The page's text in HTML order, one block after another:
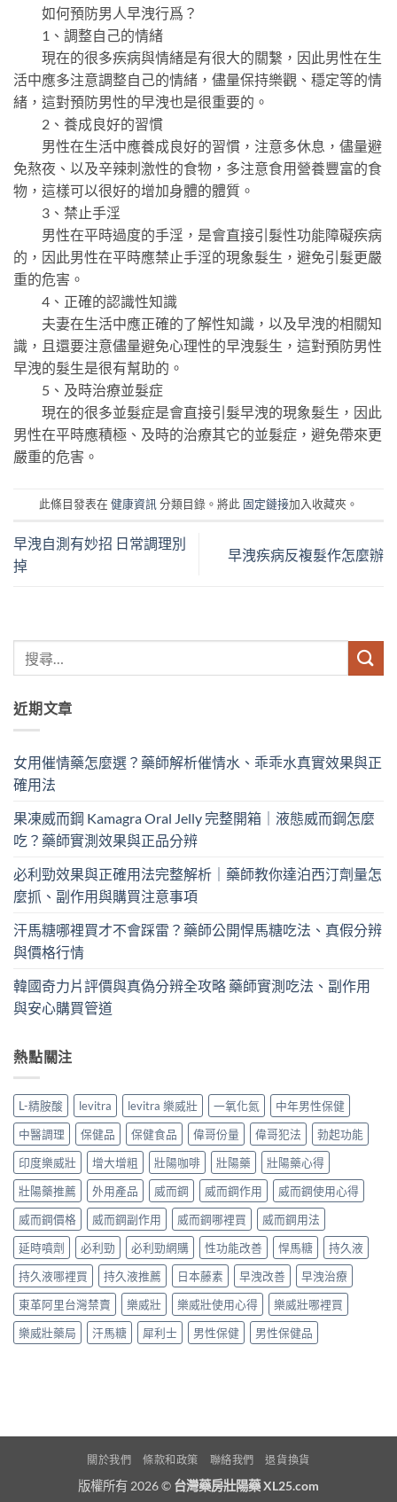
如何預防男人早洩行爲？
1、調整自己的情緒
現在的很多疾病與情緒是有很大的關繫，因此男性在生
活中應多注意調整自己的情緒，儘量保持樂觀、穩定等的情
緒，這對預防男性的早洩也是很重要的。
2、養成良好的習慣
男性在生活中應養成良好的習慣，注意多休息，儘量避
免熬夜、以及辛辣刺激性的食物，多注意食用營養豐富的食
物，這樣可以很好的增加身體的體質。
3、禁止手淫
男性在平時過度的手淫，是會直接引髮性功能障礙疾病
的，因此男性在平時應禁止手淫的現象髮生，避免引髮更嚴
重的危害。
4、正確的認識性知識
夫妻在生活中應正確的了解性知識，以及早洩的相關知
識，且還要注意儘量避免心理性的早洩髮生，這對預防男性
早洩的髮生是很有幫助的。
5、及時治療並髮症
現在的很多並髮症是會直接引髮早洩的現象髮生，因此
男性在平時應積極、及時的治療其它的並髮症，避免帶來更
嚴重的危害。
此條目發表在 健康資訊 分類目錄。將此 固定鏈接加入收藏夾。
早洩自測有妙招 日常調理別
掉
早洩疾病反複髮作怎麼辦
近期文章
女用催情藥怎麼選？藥師解析催情水、乖乖水真實效果與正
確用法
果凍威而鋼 Kamagra Oral Jelly 完整開箱｜液態威而鋼怎麼
吃？藥師實測效果與正品分辨
必利勁效果與正確用法完整解析｜藥師教你達泊西汀劑量怎
麼抓、副作用與購買注意事項
汗馬糖哪裡買才不會踩雷？藥師公開悍馬糖吃法、真假分辨
與價格行情
韓國奇力片評價與真偽分辨全攻略 藥師實測吃法、副作用
與安心購買管道
熱點關注
L-精胺酸 levitra levitra 樂威壯 一氧化氮
中年男性保健
中醫調理
保健品 保健食品 偉哥份量 偉哥犯法
勃起功能
印度樂威壯
增大增粗 壯陽咖啡 壯陽藥
壯陽藥心得
壯陽藥推薦
外用產品 威而鋼 威而鋼作用
威而鋼使用心得
威而鋼價格
威而鋼副作用 威而鋼哪裡買
威而鋼用法
延時噴劑
必利勁 必利勁網購 性功能改善 悍馬糖
持久液
持久液哪裡買
持久液推薦 日本藤素 早洩改善
早洩治療
東革阿里台灣禁賣
樂威壯 樂威壯使用心得
樂威壯哪裡買
樂威壯藥局
汗馬糖 犀利士 男性保健 男性保健品
關於我們 條款和政策 聯絡我們 退貨換貨
版權所有 2026 © 台灣藥房壯陽藥 XL25.com